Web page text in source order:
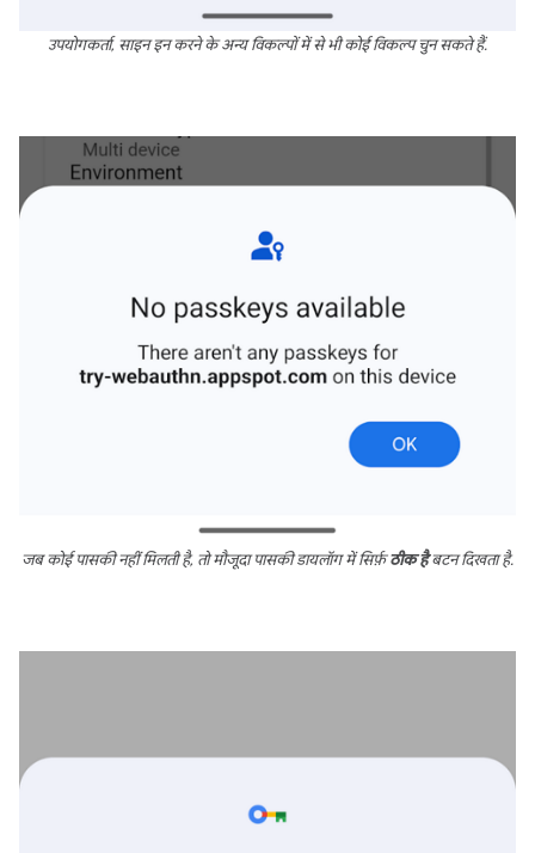
उपयोगकर्ता, साइन इन करने के अन्य विकल्पों में से भी कोई विकल्प चुन सकते हैं.
जब कोई पासकी नहीं मिलती है, तो मौजूदा पासकी डायलॉग में सिर्फ़ठीक हैबटन दिखता है.